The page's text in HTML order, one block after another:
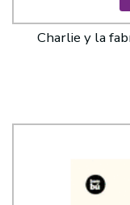
Charlie y la